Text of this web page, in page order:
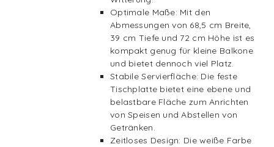
Optimale Maße: Mit den
Abmessungen von 68,5 cm Breite,
39 cm Tiefe und 72 cm Höhe ist es
kompakt genug für kleine Balkone
und bietet dennoch viel Platz.
Stabile Servierfläche: Die feste
Tischplatte bietet eine ebene und
belastbare Fläche zum Anrichten
von Speisen und Abstellen von
Getränken.
Zeitloses Design: Die weiße Farbe